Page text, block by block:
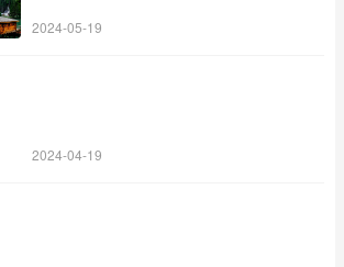
2024-05-19
2024-04-19